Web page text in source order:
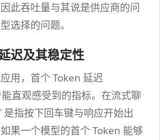
此吞吐量与其说是供应商的问
选择的问题。
迟及其稳定性
用，首个 Token 延迟
能直观感受到的指标。在流式聊
是指按下回车键与响应开始出
果一个模型的首个 Token 能够